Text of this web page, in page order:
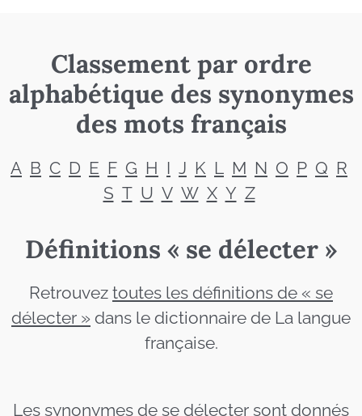
Classement par ordre
alphabétique des synonymes
des mots français
A B C D E F G H I J K L M N O P Q R
S T U V W X Y Z
Définitions « se délecter »
Retrouvez toutes les définitions de « se
délecter » dans le dictionnaire de La langue
française.
Les synonymes de se délecter sont donnés